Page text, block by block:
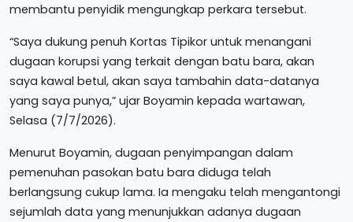
membantu penyidik mengungkap perkara tersebut.
“Saya dukung penuh Kortas Tipikor untuk menangani
dugaan korupsi yang terkait dengan batu bara, akan
saya kawal betul, akan saya tambahin data-datanya
yang saya punya,” ujar Boyamin kepada wartawan,
Selasa (7/7/2026).
Menurut Boyamin, dugaan penyimpangan dalam
pemenuhan pasokan batu bara diduga telah
berlangsung cukup lama. Ia mengaku telah mengantongi
sejumlah data yang menunjukkan adanya dugaan